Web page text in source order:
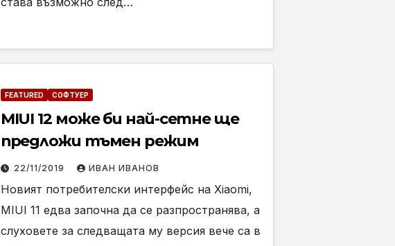
FEATURED СОФТУЕР
MIUI 12 може би най-сетне ще
предложи тъмен режим
22/11/2019 ИВАН ИВАНОВ
Новият потребителски интерфейс на Xiaomi,
MIUI 11 едва започна да се разпространява, а
слуховете за следващата му версия вече са в